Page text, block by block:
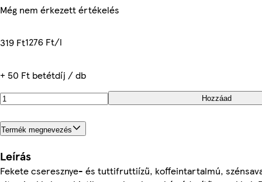
Még nem érkezett értékelés
319 Ft1276 Ft/l
+ 50 Ft betétdíj / db
Hozzáad
Termék megnevezés
Leírás
Fekete cseresznye- és tuttifruttiízű, koffeintartalmú,